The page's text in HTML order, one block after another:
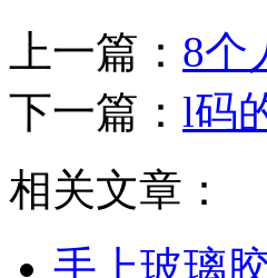
上一篇： 8个
下一篇： l码
相关文章：
手上玻璃